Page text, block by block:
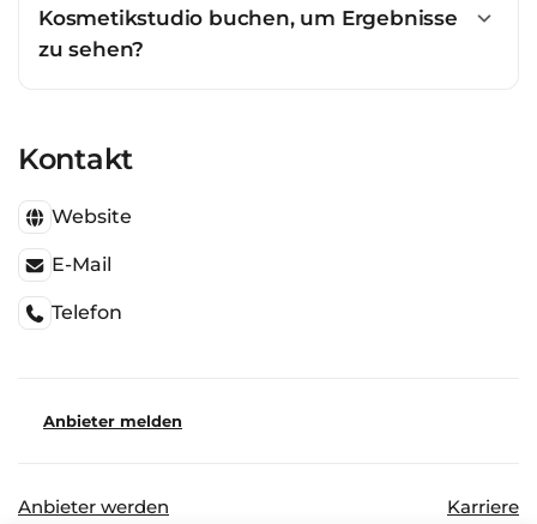
Kosmetikstudio buchen, um Ergebnisse
zu sehen?
Kontakt
Website
E-Mail
Telefon
Anbieter melden
Anbieter werden Karriere